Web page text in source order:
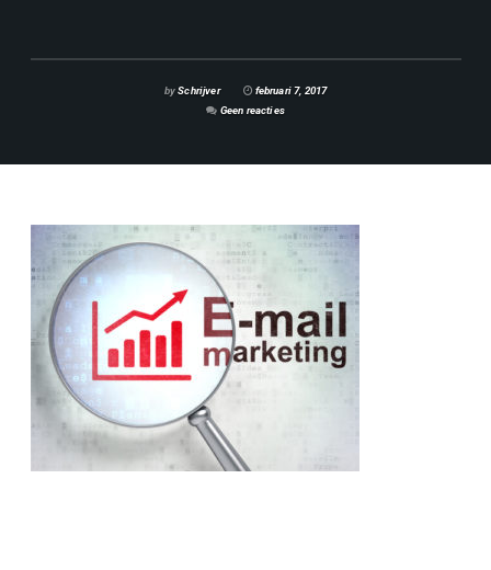
bySchrijver
februari 7, 2017
Geen reacties